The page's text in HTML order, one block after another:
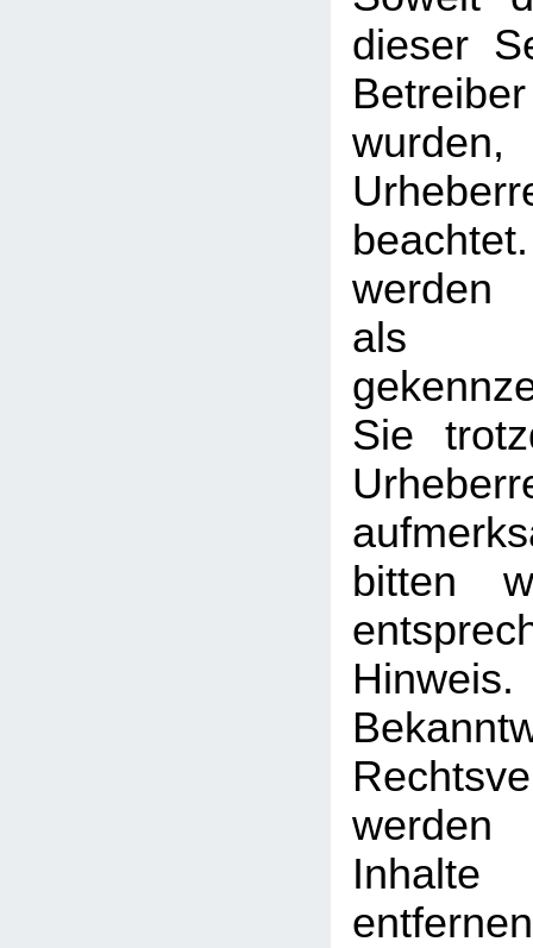
dieser
werden
als
Sie
bitten
werden